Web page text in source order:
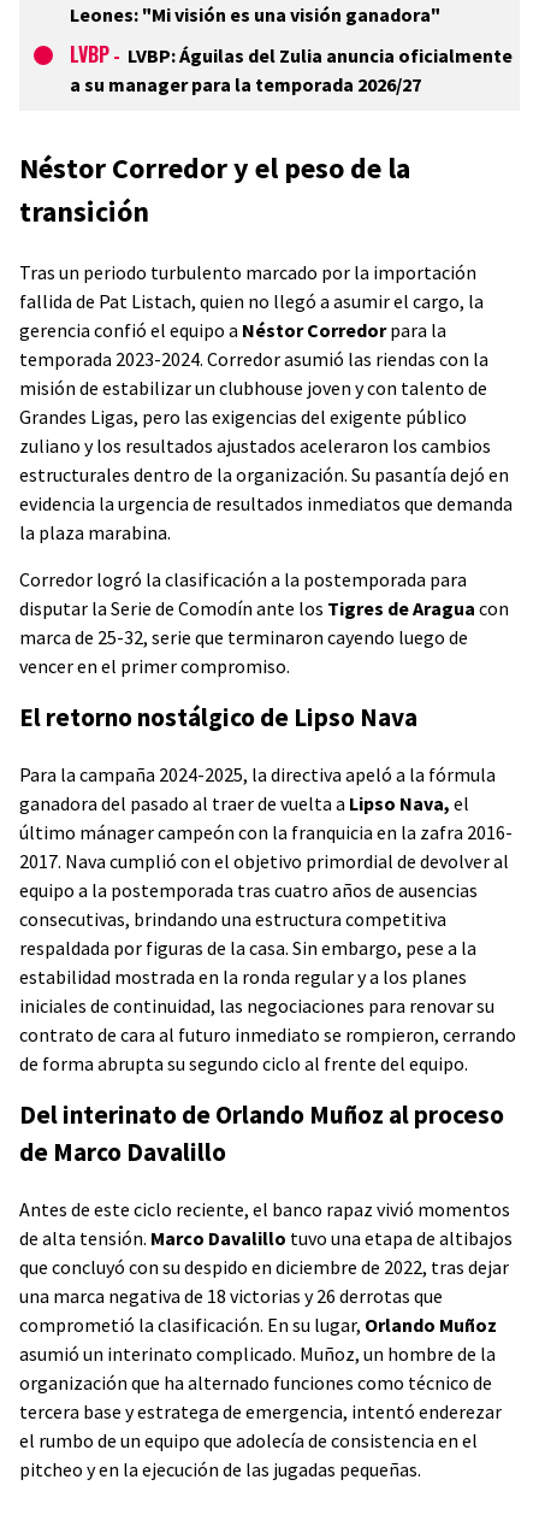
Leones: "Mi visión es una visión ganadora"
LVBP - LVBP: Águilas del Zulia anuncia oficialmente
a su manager para la temporada 2026/27
Néstor Corredor y el peso de la
transición
Tras un periodo turbulento marcado por la importación
fallida de Pat Listach, quien no llegó a asumir el cargo, la
gerencia confió el equipo a Néstor Corredorpara la
temporada 2023-2024. Corredor asumió las riendas con la
misión de estabilizar un clubhouse joven y con talento de
Grandes Ligas, pero las exigencias del exigente público
zuliano y los resultados ajustados aceleraron los cambios
estructurales dentro de la organización. Su pasantía dejó en
evidencia la urgencia de resultados inmediatos que demanda
la plaza marabina.
Corredor logró la clasificación a la postemporada para
disputar la Serie de Comodín ante los Tigres de Aragua con
marca de 25-32, serie que terminaron cayendo luego de
vencer en el primer compromiso.
El retorno nostálgico de Lipso Nava
Para la campaña 2024-2025, la directiva apeló a la fórmula
ganadora del pasado al traer de vuelta a Lipso Nava, el
último mánager campeón con la franquicia en la zafra 2016-
2017. Nava cumplió con el objetivo primordial de devolver al
equipo a la postemporada tras cuatro años de ausencias
consecutivas, brindando una estructura competitiva
respaldada por figuras de la casa. Sin embargo, pese a la
estabilidad mostrada en la ronda regular y a los planes
iniciales de continuidad, las negociaciones para renovar su
contrato de cara al futuro inmediato se rompieron, cerrando
de forma abrupta su segundo ciclo al frente del equipo.
Del interinato de Orlando Muñoz al proceso
de Marco Davalillo
Antes de este ciclo reciente, el banco rapaz vivió momentos
de alta tensión. Marco Davalillo tuvo una etapa de altibajos
que concluyó con su despido en diciembre de 2022, tras dejar
una marca negativa de 18 victorias y 26 derrotas que
comprometió la clasificación. En su lugar, Orlando Muñoz
asumió un interinato complicado. Muñoz, un hombre de la
organización que ha alternado funciones como técnico de
tercera base y estratega de emergencia, intentó enderezar
el rumbo de un equipo que adolecía de consistencia en el
pitcheo y en la ejecución de las jugadas pequeñas.